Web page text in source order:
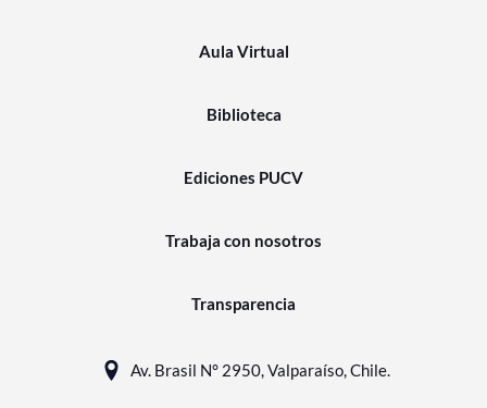
Aula Virtual
Biblioteca
Ediciones PUCV
Trabaja con nosotros
Transparencia
Av. Brasil N° 2950, Valparaíso, Chile.